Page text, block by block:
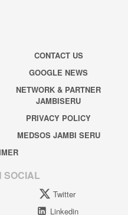
CONTACT US
GOOGLE NEWS
NETWORK & PARTNER
JAMBISERU
PRIVACY POLICY
MEDSOS JAMBI SERU
SOCIAL
Twitter
Linkedin